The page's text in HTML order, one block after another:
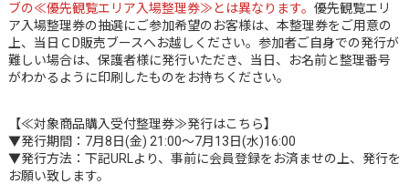
ブの≪優先観覧エリア入場整理券≫とは異なります。 優先観覧エリ
ア入場整理券の抽選にご参加希望のお客様は、本整理券をご用意の
上、当日ＣD販売ブースへお越しください。参加者ご自身での発行が
難しい場合は、保護者様に発行いただき、当日、お名前と整理番号
がわかるように印刷したものをお持ちください。
【≪対象商品購入受付整理券≫発行はこちら】
▼発行期間：7月8日(金) 21:00～7月13日(水)16:00
▼発行方法：下記URLより、事前に会員登録をお済ませの上、発行を
お願い致します。